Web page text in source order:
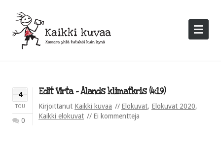
4
TOU
0
Edit Virta – Ålands klimatkris (4:19)
Kirjoittanut Kaikki kuvaa Elokuvat, Elokuvat 2020,
Kaikki elokuvat
Ei kommentteja